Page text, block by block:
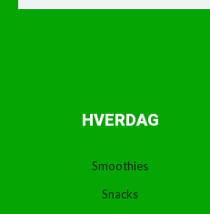
HVERDAG
Smoothies
Snacks